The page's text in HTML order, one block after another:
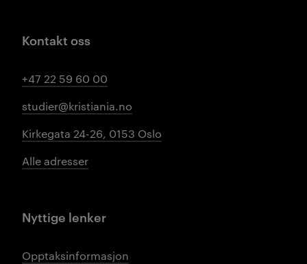
Kontakt oss
+47 22 59 60 00
studier@kristiania.no
Kirkegata 24-26, 0153 Oslo
Alle adresser
Nyttige lenker
Opptaksinformasjon